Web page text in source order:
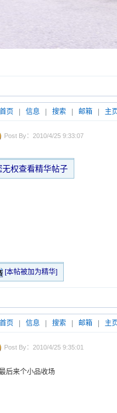
页 信息 搜索 邮箱 主
Post By：2010/4/25 9:33:07
无权查看精华帖子
[本帖被加为精华]
页 信息 搜索 邮箱 主
Post By：2010/4/25 9:35:01
后来个小品收场